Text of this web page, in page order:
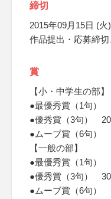
締切
2015年09月15日 (火)
作品提出・応募締
賞
【小・中学生の部】
●最優秀賞（1句）
●優秀賞（3句）
●ムーブ賞（6句）
【一般の部】
●最優秀賞（1句）
●優秀賞（3句）
●ムーブ賞（6句）